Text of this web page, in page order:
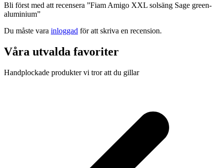
Bli först med att recensera ”Fiam Amigo XXL solsäng Sage green-
aluminium”
Du måste vara inloggad för att skriva en recension.
Våra utvalda favoriter
Handplockade produkter vi tror att du gillar